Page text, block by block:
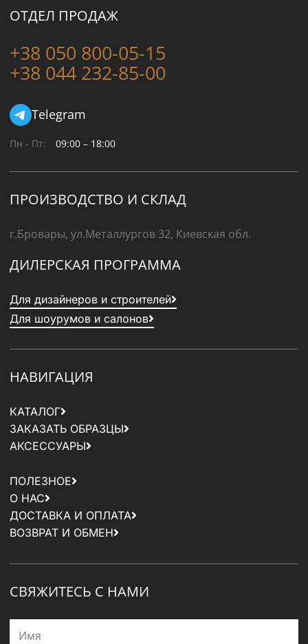
ОТДЕЛ ПРОДАЖ
+38 050 800-05-15
+38 044 232-85-00
Telegram
Пн - Пт: 09:00 – 18:00
ПРОИЗВОДСТВО И СКЛАД
г.Бровары, ул.Металлургов 32, Киевская обл.
ДИЛЕРСКАЯ ПРОГРАММА
Для дизайнеров и строителей
Для шоурумов и салонов
НАВИГАЦИЯ
КАТАЛОГ
ЗАКАЗАТЬ ОБРАЗЦЫ
АКСЕССУАРЫ
ПОЛЕЗНОЕ
О НАС
ДОСТАВКА И ОПЛАТА
ВОЗВРАТ И ОБМЕН
СВЯЖИТЕСЬ С НАМИ